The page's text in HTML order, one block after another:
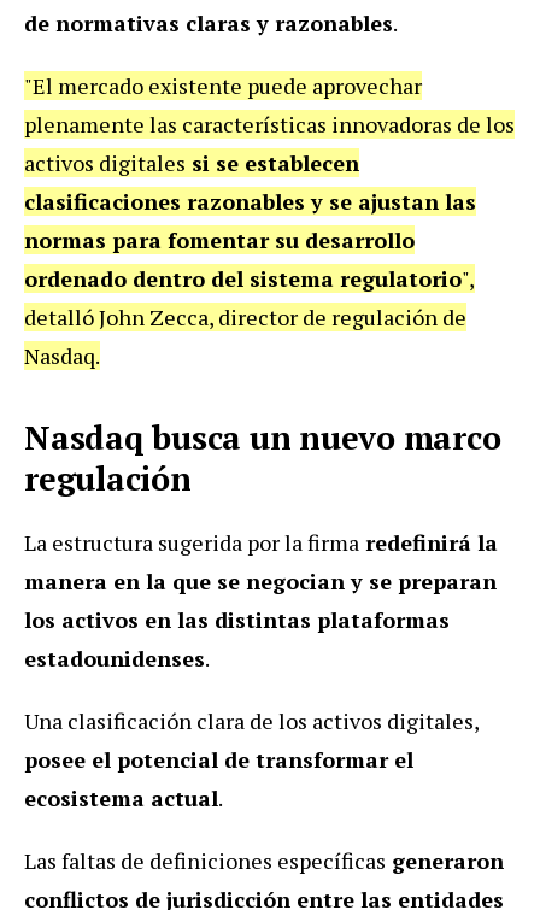
de normativas claras y razonables.
"El mercado existente puede aprovechar
plenamente las características innovadoras de los
activos digitales si se establecen
clasificaciones razonables y se ajustan las
normas para fomentar su desarrollo
ordenado dentro del sistema regulatorio",
detalló John Zecca, director de regulación de
Nasdaq.
Nasdaq busca un nuevo marco
regulación
La estructura sugerida por la firma redefinirá la
manera en la que se negocian y se preparan
los activos en las distintas plataformas
estadounidenses.
Una clasificación clara de los activos digitales,
posee el potencial de transformar el
ecosistema actual.
Las faltas de definiciones específicas generaron
conflictos de jurisdicción entre las entidades